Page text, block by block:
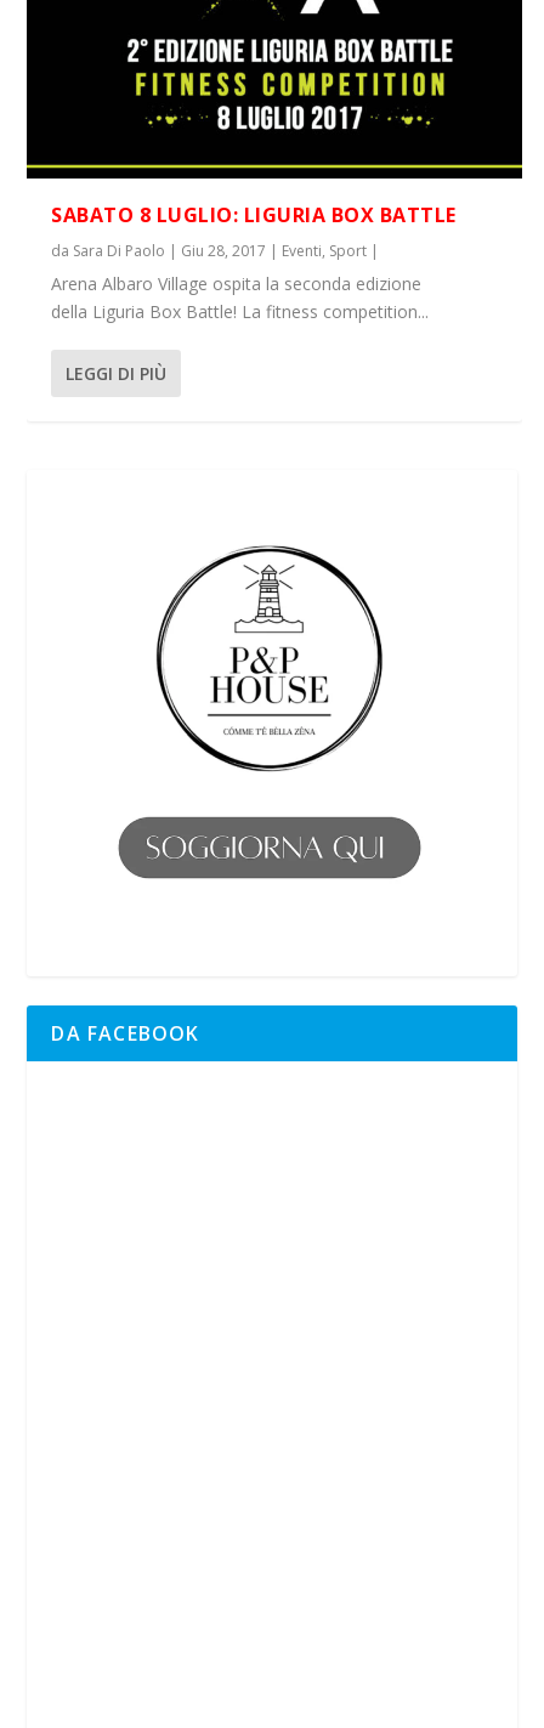
SABATO 8 LUGLIO: LIGURIA BOX BATTLE
da Sara Di Paolo | Giu 28, 2017 | Eventi, Sport |
Arena Albaro Village ospita la seconda edizione
della Liguria Box Battle! La fitness competition...
LEGGI DI PIÙ
DA FACEBOOK